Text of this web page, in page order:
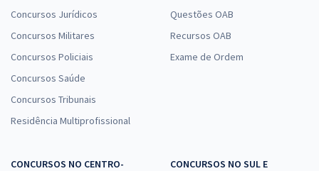
Concursos Jurídicos
Concursos Militares
Concursos Policiais
Concursos Saúde
Concursos Tribunais
Residência Multiprofissional
Questões OAB
Recursos OAB
Exame de Ordem
CONCURSOS NO CENTRO-
CONCURSOS NO SUL E